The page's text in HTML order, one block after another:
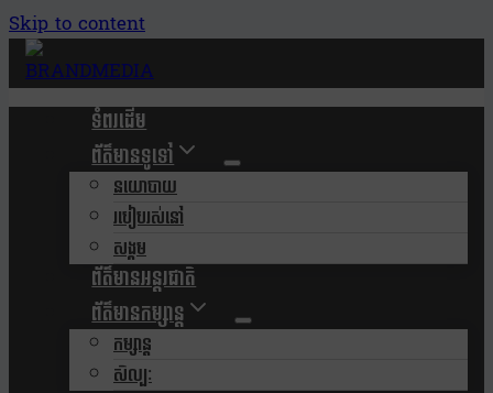
Skip to content
ទំពរដើម
ព័ត៌មានទូទៅ
នយោបាយ
របៀបរស់នៅ
សង្គម
ព័ត៌មានអន្តរជាតិ
ព័ត៌មានកម្សាន្ត
កម្សាន្ត
សិល្បៈ